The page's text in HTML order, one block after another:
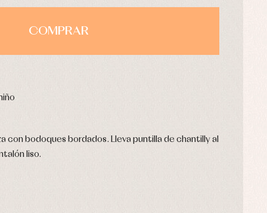
COMPRAR
con bodoques bordados. Lleva puntilla de chantilly al
liso.